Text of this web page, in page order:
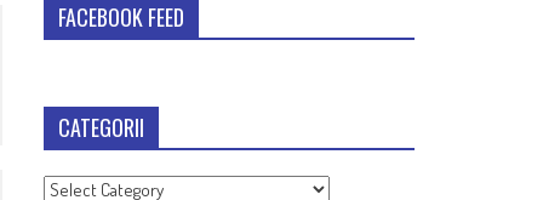
FACEBOOK FEED
CATEGORII
Categorii